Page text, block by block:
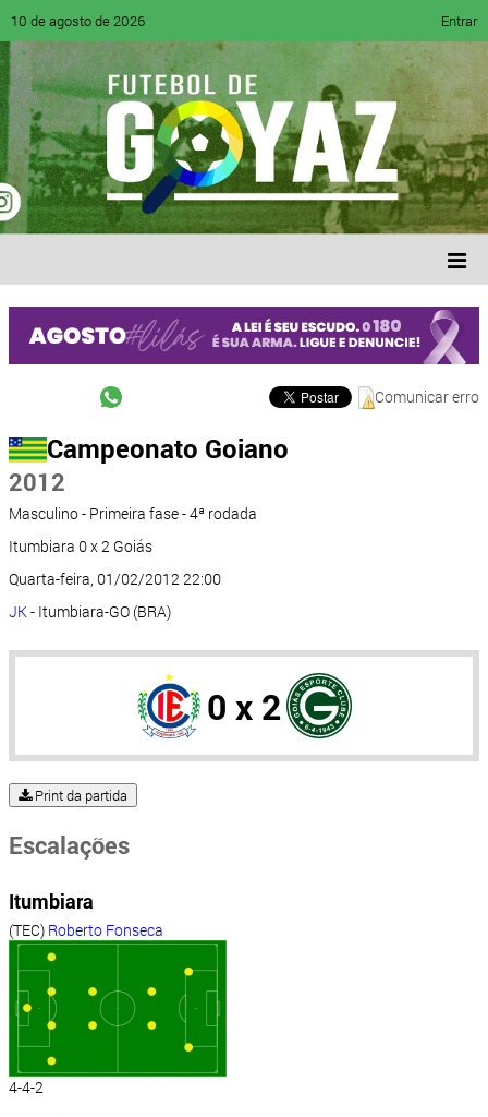
10 de agosto de 2026 Entrar
Comunicar erro
Campeonato Goiano
2012
Masculino - Primeira fase - 4ª rodada
Itumbiara 0 x 2 Goiás
Quarta-feira, 01/02/2012 22:00
JK- Itumbiara-GO (BRA)
0 x 2
Print da partida
Escalações
Itumbiara
(TEC) Roberto Fonseca
4-4-2